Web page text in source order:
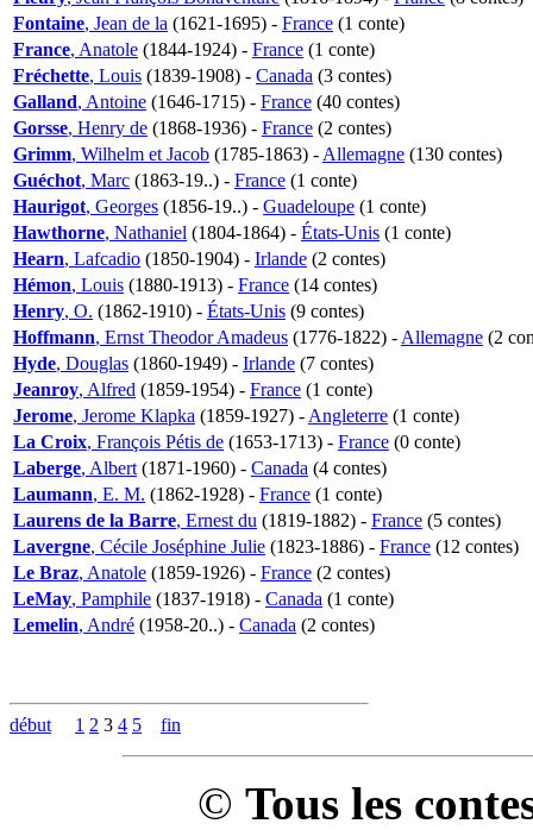
Fontaine, Jean de la (1621-1695) - France (1 conte)
France, Anatole (1844-1924) - France (1 conte)
Fréchette, Louis (1839-1908) - Canada (3 contes)
Galland, Antoine (1646-1715) - France (40 contes)
Gorsse, Henry de (1868-1936) - France (2 contes)
Grimm, Wilhelm et Jacob (1785-1863) - Allemagne (130 contes)
Guéchot, Marc (1863-19..) - France (1 conte)
Haurigot, Georges (1856-19..) - Guadeloupe (1 conte)
Hawthorne, Nathaniel (1804-1864) - États-Unis (1 conte)
Hearn, Lafcadio (1850-1904) - Irlande (2 contes)
Hémon, Louis (1880-1913) - France (14 contes)
Henry, O. (1862-1910) - États-Unis (9 contes)
Hoffmann, Ernst Theodor Amadeus (1776-1822) - Allemagne (2
Hyde, Douglas (1860-1949) - Irlande (7 contes)
Jeanroy, Alfred (1859-1954) - France (1 conte)
Jerome, Jerome Klapka (1859-1927) - Angleterre (1 conte)
La Croix, François Pétis de (1653-1713) - France (0 conte)
Laberge, Albert (1871-1960) - Canada (4 contes)
Laumann, E. M. (1862-1928) - France (1 conte)
Laurens de la Barre, Ernest du (1819-1882) - France (5 contes)
Lavergne, Cécile Joséphine Julie (1823-1886) - France (12 contes)
Le Braz, Anatole (1859-1926) - France (2 contes)
LeMay, Pamphile (1837-1918) - Canada (1 conte)
Lemelin, André (1958-20..) - Canada (2 contes)
début 1 2 3 4 5 fin
© Tous les